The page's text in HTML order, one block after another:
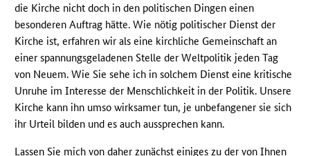
die Kirche nicht doch in den politischen Dingen einen
besonderen Auftrag hätte. Wie nötig politischer Dienst der
Kirche ist, erfahren wir als eine kirchliche Gemeinschaft an
einer spannungsgeladenen Stelle der Weltpolitik jeden Tag
von Neuem. Wie Sie sehe ich in solchem Dienst eine kritische
Unruhe im Interesse der Menschlichkeit in der Politik. Unsere
Kirche kann ihn umso wirksamer tun, je unbefangener sie sich
ihr Urteil bilden und es auch aussprechen kann.
Lassen Sie mich von daher zunächst einiges zu der von Ihnen